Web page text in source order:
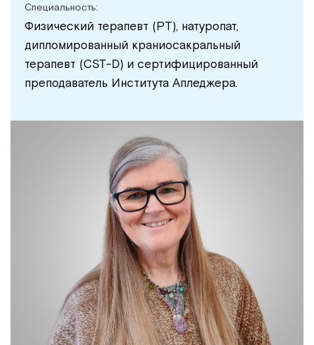
Специальность:
Физический терапевт (PT), натуропат,
дипломированный краниосакральный
терапевт (CST-D) и сертифицированный
преподаватель Института Апледжера.